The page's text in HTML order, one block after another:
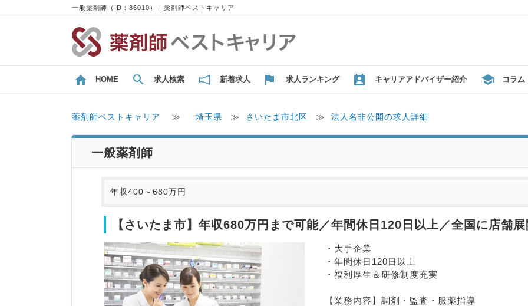
一般薬剤師（ID：86010）｜薬剤師ベストキャリア
HOME 求人検索 新着求人 求人ランキング キャリアアドバイザー紹介 コラム
薬剤師ベストキャリア ≫ 埼玉県 ≫ さいたま市北区 ≫ 法人名非公開の求人詳細
一般薬剤師
年収400～680万円
【さいたま市】年収680万円まで可能／年間休日120日以上／全国に店舗
・大手企業
・年間休日120日以上
・福利厚生＆研修制度充実
【業務内容】調剤・監査・服薬指導